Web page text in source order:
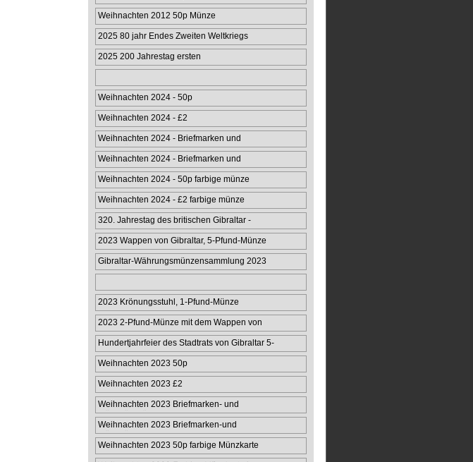
Weihnachten 2012 50p Münze
2025 80 jahr Endes Zweiten Weltkriegs
2025 200 Jahrestag ersten
Passagierdampfzugs 50p
Weihnachten 2024 - 50p
Weihnachten 2024 - £2
Weihnachten 2024 - Briefmarken und
Münzhülle 50p
Weihnachten 2024 - Briefmarken und
Münzhülle £2
Weihnachten 2024 - 50p farbige münze
Weihnachten 2024 - £2 farbige münze
320. Jahrestag des britischen Gibraltar -
Limitier
2023 Wappen von Gibraltar, 5-Pfund-Münze
Gibraltar-Währungsmünzensammlung 2023
in limitiert
2023 Krönungsstuhl, 1-Pfund-Münze
2023 2-Pfund-Münze mit dem Wappen von
Gibraltar
Hundertjahrfeier des Stadtrats von Gibraltar 5-
Pfu
Weihnachten 2023 50p
Weihnachten 2023 £2
Weihnachten 2023 Briefmarken- und
Münzhülle für 50
Weihnachten 2023 Briefmarken-und
Münzhülle im Wert
Weihnachten 2023 50p farbige Münzkarte